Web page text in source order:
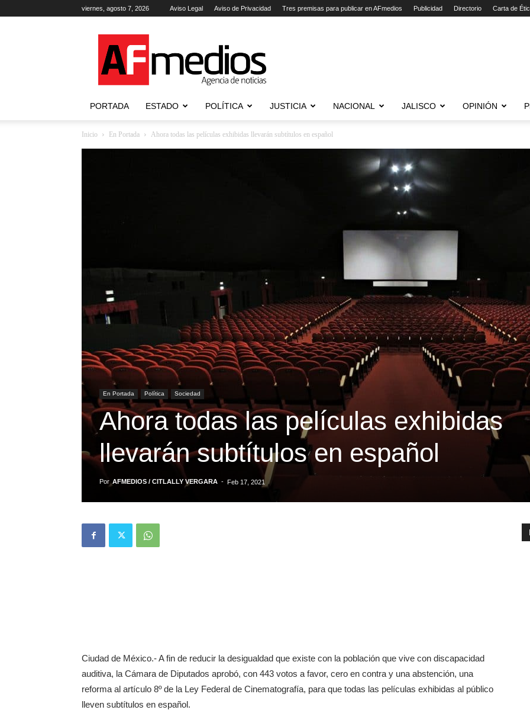
viernes, agosto 7, 2026 Aviso Legal Aviso de Privacidad Tres premisas para publicar en AFmedios Publicidad Directorio Carta de
Agencia
de
Noticias
PORTADA ESTADO POLÍTICA JUSTICIA NACIONAL JALISCO OPINIÓN
Inicio En Portada Ahora todas las películas exhibidas llevarán subtítulos en español
En Portada Política Sociedad
Ahora todas las películas exhibidas
llevarán subtítulos en español
Por AFMEDIOS / CITLALLY VERGARA - Feb 17, 2021
Ciudad de México.- A fin de reducir la desigualdad que existe con la población que vive con discapacidad
auditiva, la Cámara de Diputados aprobó, con 443 votos a favor, cero en contra y una abstención, una
reforma al artículo 8º de la Ley Federal de Cinematografía, para que todas las películas exhibidas al público
lleven subtítulos en español.